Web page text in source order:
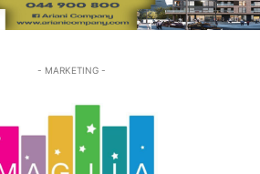
- MARKETING -